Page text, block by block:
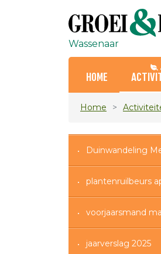
Wassenaar
HOME
Home
Duinwandeling
plantenruilbeurs
voorjaarsmand
jaarverslag 2025